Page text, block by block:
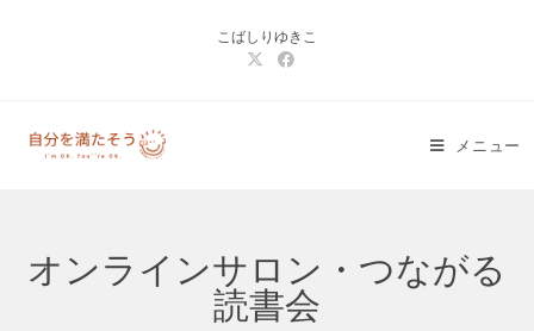
こばしりゆきこ
メニュー
オンラインサロン・つながる
読書会